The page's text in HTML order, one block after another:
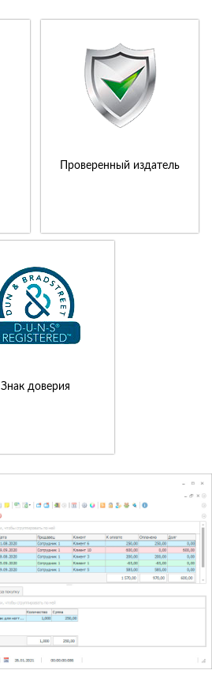
Проверенный издатель
Знак доверия